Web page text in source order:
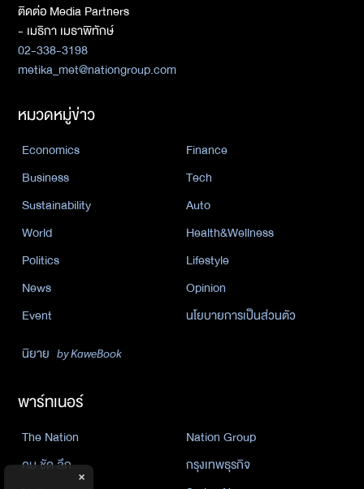
ติดต่อ Media Partners
- เมธิกา เมธาพิทักษ์
02-338-3198
metika_met@nationgroup.com
หมวดหมู่ข่าว
Economics
Finance
Business
Tech
Sustainability
Auto
World
Health&Wellness
Politics
Lifestyle
News
Opinion
Event
นโยบายการเป็นส่วนตัว
นิยาย by KaweBook
พาร์ทเนอร์
The Nation
Nation Group
คม ชัด ลึก
กรุงเทพธุรกิจ
×